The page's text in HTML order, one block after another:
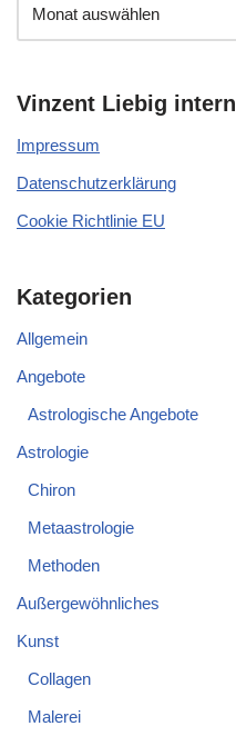
Vinzent Liebig intern
Impressum
Datenschutzerklärung
Cookie Richtlinie EU
Kategorien
Allgemein
Angebote
Astrologische Angebote
Astrologie
Chiron
Metaastrologie
Methoden
Außergewöhnliches
Kunst
Collagen
Malerei